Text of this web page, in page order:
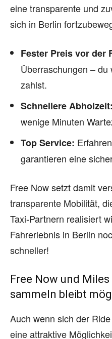
eine transparente und
sich in Berlin
Fester Preis vor der
Überraschungen –
zahlst.
Schnellere Abholzeit:
wenige Minuten
Top Service:
garantieren eine
Free Now setzt damit
transparente Mobilität,
Taxi-Partnern realisiert
Fahrerlebnis in Berlin
schneller!
Free Now und
sammeln bleibt
Auch wenn sich der
eine attraktive